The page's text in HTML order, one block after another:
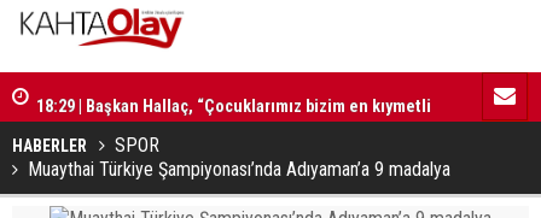
18:29 | Başkan Hallaç, “Çocuklarımız bizim en kıymetli
emanetlerimizdir”
16:52 |
HABERLER
SPOR
Muaythai Türkiye Şampiyonası’nda Adıyaman’a 9 madalya